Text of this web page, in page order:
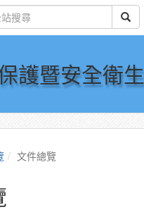
護暨安全衛
文件總覽